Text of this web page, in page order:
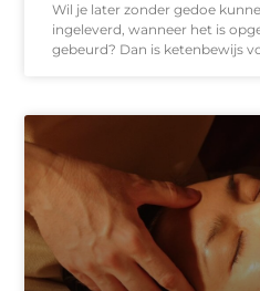
Wil je later zonder gedoe
ingeleverd, wanneer het is
gebeurd? Dan is ketenbewijs